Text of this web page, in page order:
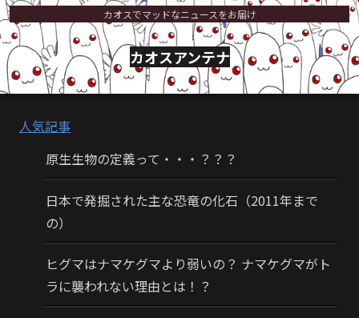
カオスでマッドなニュースをお届け
カオスアンテナ
人気記事
原生生物の定義って・・・？？？
日本で発掘された主な恐竜の化石（2011年まで
の）
ヒグマはナマケグマより弱いの？ ナマケグマがト
ラに襲われない理由とは！？